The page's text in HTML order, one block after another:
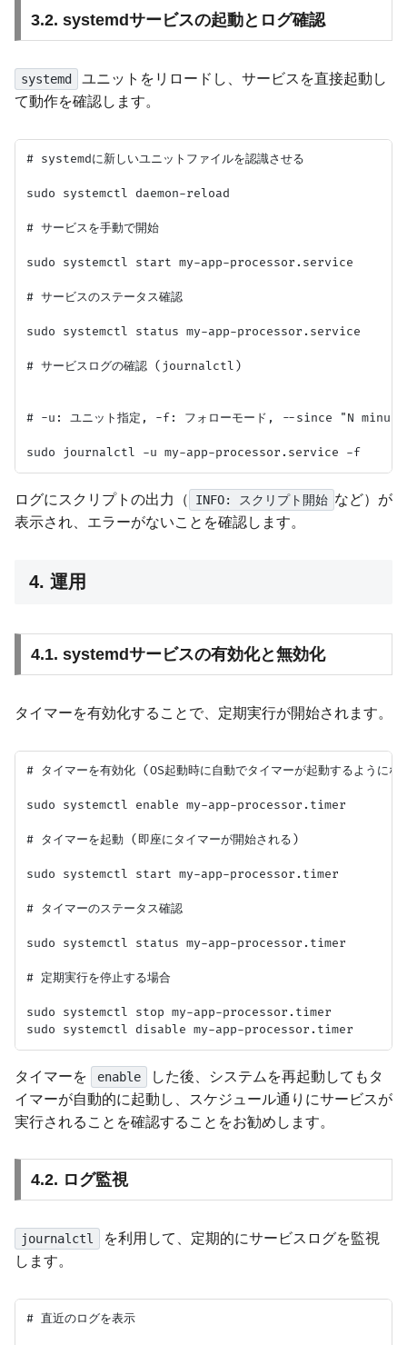
3.2. systemdサービスの起動とログ確認
systemd
ユニットをリロードし、サービスを直接起動し
て動作を確認します。
# systemdに新しいユニットファイルを認識させる
sudo systemctl daemon-reload
# サービスを手動で開始
sudo systemctl start my-app-processor.service
# サービスのステータス確認
sudo systemctl status my-app-processor.service
# サービスログの確認 (journalctl)
# -u: ユニット指定, -f: フォローモード, --since "N minutes
ログにスクリプトの出力（ INFO: スクリプト開始 など）が
表示され、エラーがないことを確認します。
4. 運用
4.1. systemdサービスの有効化と無効化
タイマーを有効化することで、定期実行が開始されます。
# タイマーを有効化 (OS起動時に自動でタイマーが起動するようにな
sudo systemctl enable my-app-processor.timer
# タイマーを起動 (即座にタイマーが開始される)
sudo systemctl start my-app-processor.timer
# タイマーのステータス確認
sudo systemctl status my-app-processor.timer
# 定期実行を停止する場合
sudo systemctl stop my-app-processor.timer
タイマーを enable
した後、システムを再起動してもタ
イマーが自動的に起動し、スケジュール通りにサービスが
実行されることを確認することをお勧めします。
4.2. ログ監視
journalctl
を利用して、定期的にサービスログを監視
します。
# 直近のログを表示